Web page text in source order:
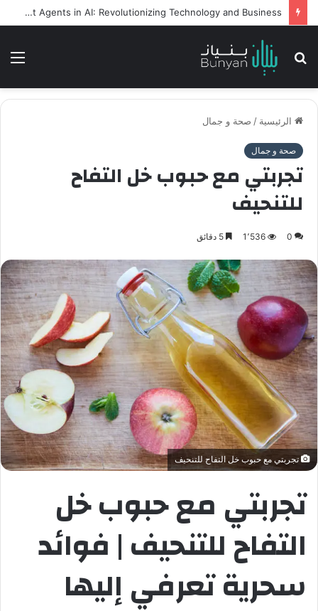
Intelligent Agents in AI: Revolutionizing Technology and Business
بحث
الرئيسية / صحة و جمال
صحة و جمال
تجربتي مع حبوب خل التفاح
للتنحيف
0 1٬536
تجربتي مع حبوب خل التفاح للتنحيف
تجربتي مع حبوب خل
التفاح للتنحيف | فوائد
سحرية تعرفي إليها